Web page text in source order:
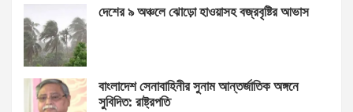
দেশের ৯ অঞ্চলে ঝোড়ো হাওয়াসহ বজ্রবৃষ্টির আভাস
বাংলাদেশ সেনাবাহিনীর সুনাম আন্তর্জাতিক অঙ্গনে
সুবিদিত: রাষ্ট্রপতি